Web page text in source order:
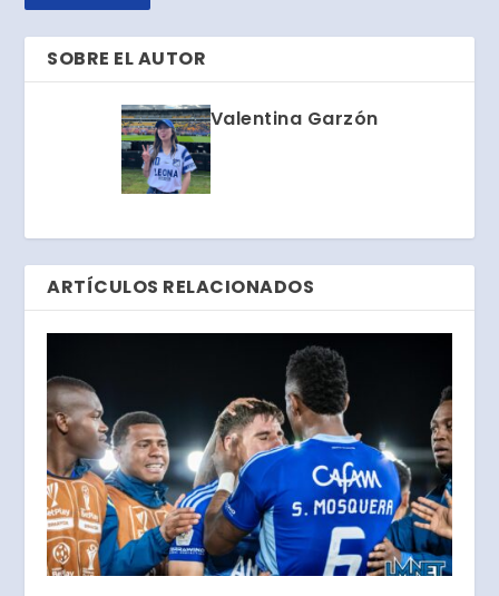
SOBRE EL AUTOR
Valentina Garzón
ARTÍCULOS RELACIONADOS